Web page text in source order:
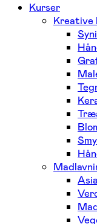
Kurser
Kreative